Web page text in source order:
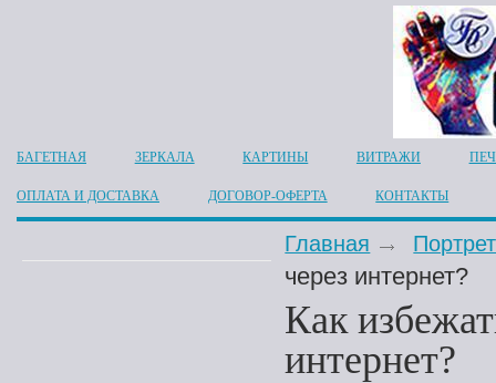
БАГЕТНАЯ ЗЕРКАЛА КАРТИНЫ ВИТРАЖИ
ОПЛАТА И ДОСТАВКА ДОГОВОР-ОФЕРТА КОНТАКТЫ
Главная
через интернет?
Как
интернет?